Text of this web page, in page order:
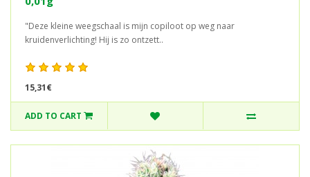
"Deze kleine weegschaal is mijn copiloot op weg naar
kruidenverlichting! Hij is zo ontzett..
15,31€
ADD TO CART